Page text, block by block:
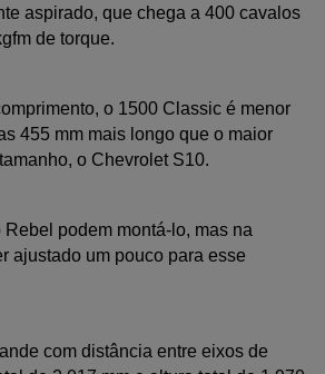
aspirado, que chega a 400 cavalos
de torque.
o 1500 Classic é menor
455 mm mais longo que o maior
o Chevrolet S10.
podem montá-lo, mas na
ajustado um pouco para esse
com distância entre eixos de